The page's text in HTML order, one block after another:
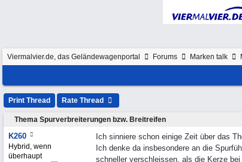
Viermalvier.de, das Geländewagenportal Forums Marken talk
Print Thread Rate Thread
Thema Spurverbreiterungen bzw. Breitreifen
K260
Hybrid, wenn
überhaupt
Ich sinniere schon einige Zeit über das
Ich denke da insbesondere an die
schneller verschleissen, als die Kerze